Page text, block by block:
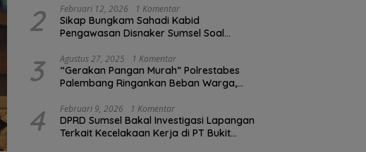
2 Februari 12, 2026 1 Komentar
Sikap Bungkam Sahadi Kabid
Pengawasan Disnaker Sumsel Soal
Pengawasan K3?
3 Agustus 27, 2025 1 Komentar
“Gerakan Pangan Murah” Polrestabes
Palembang Ringankan Beban Warga,
4 Februari 9, 2026 1 Komentar
DPRD Sumsel Bakal Investigasi Lapangan
Terkait Kecelakaan Kerja di PT Bukit